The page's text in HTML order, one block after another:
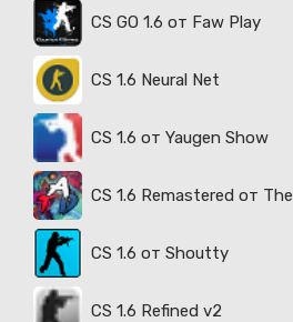
CS GO 1.6 от Faw Play
CS 1.6 Neural Net
CS 1.6 от Yaugen Show
CS 1.6 Remastered от
CS 1.6 от Shoutty
CS 1.6 Refined v2